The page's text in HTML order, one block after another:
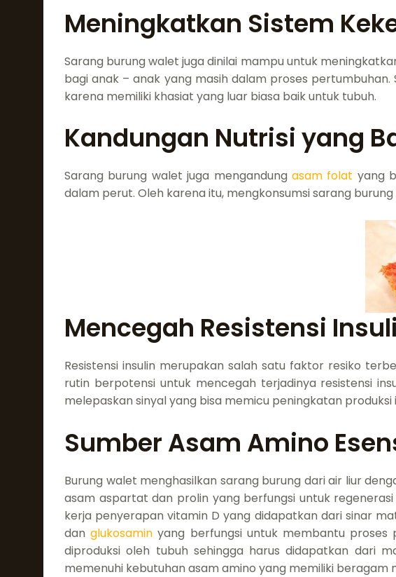
Meningkatkan Sistem
Sarang burung walet juga dinilai mampu untuk
bagi anak – anak yang masih dalam proses
karena memiliki khasiat yang luar biasa baik untuk tubuh.
Kandungan Nutrisi yang
Sarang burung walet juga mengandung asam folat yang
dalam perut. Oleh karena itu, mengkonsumsi sarang
Mencegah Resistensi
Resistensi insulin merupakan salah satu faktor resiko
rutin berpotensi untuk mencegah terjadinya resistensi
melepaskan sinyal yang bisa memicu peningkatan
Sumber Asam Amino
Burung walet menghasilkan sarang burung dari air liur
asam aspartat dan prolin yang berfungsi untuk
kerja penyerapan vitamin D yang didapatkan dari sinar
danglukosamin yang berfungsi untuk membantu
diproduksi oleh tubuh sehingga harus didapatkan dari
memenuhi kebutuhan asam amino yang memiliki beragam